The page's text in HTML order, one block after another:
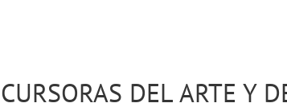
DEL ARTE Y